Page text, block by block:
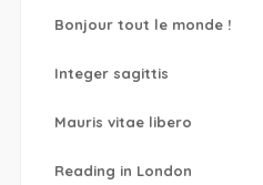
Bonjour tout le monde !
Integer sagittis
Mauris vitae libero
Reading in London